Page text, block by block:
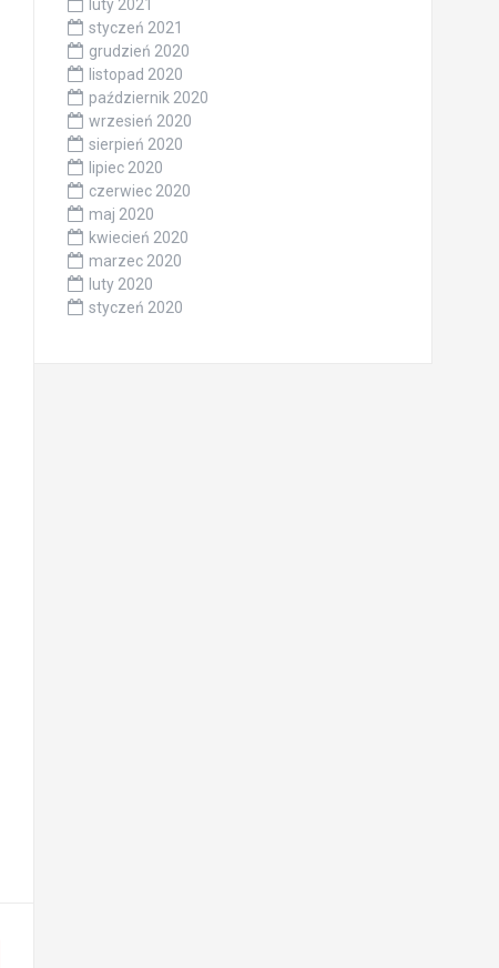
luty 2021
styczeń 2021
grudzień 2020
listopad 2020
październik 2020
wrzesień 2020
sierpień 2020
lipiec 2020
czerwiec 2020
maj 2020
kwiecień 2020
marzec 2020
luty 2020
styczeń 2020